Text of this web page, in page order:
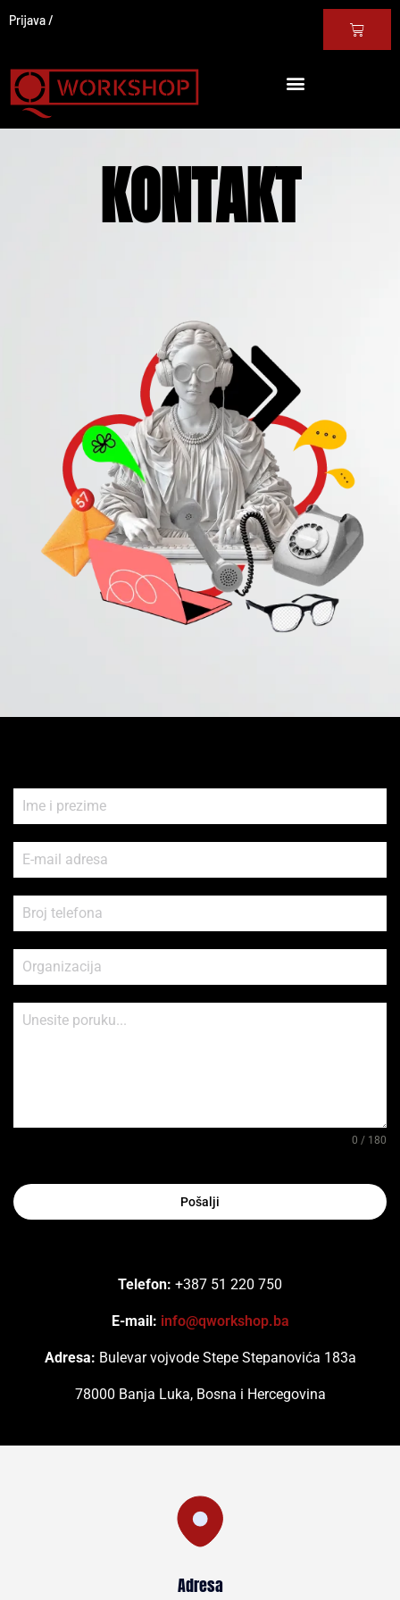
Prijava
KONTAKT
0 / 180
Pošalji
Telefon: +387 51 220 750
E-mail: info@qworkshop.ba
Adresa: Bulevar vojvode Stepe Stepanovića 183a
78000 Banja Luka, Bosna i Hercegovina
Adresa